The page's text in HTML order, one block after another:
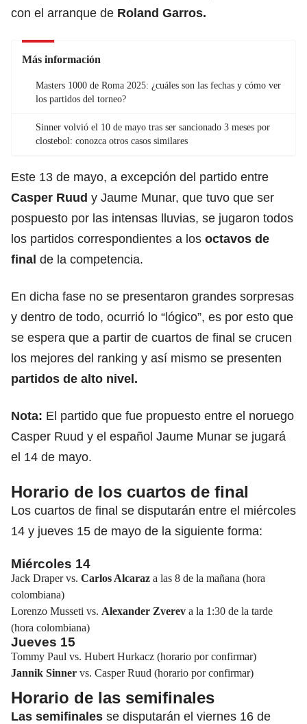
con el arranque de Roland Garros.
Más información
Masters 1000 de Roma 2025: ¿cuáles son las fechas y cómo ver
los partidos del torneo?
Sinner volvió el 10 de mayo tras ser sancionado 3 meses por
clostebol: conozca otros casos similares
Este 13 de mayo, a excepción del partido entre
Casper Ruud y Jaume Munar, que tuvo que ser
pospuesto por las intensas lluvias, se jugaron todos
los partidos correspondientes a los octavos de
final de la competencia.
En dicha fase no se presentaron grandes sorpresas
y dentro de todo, ocurrió lo “lógico”, es por esto que
se espera que a partir de cuartos de final se crucen
los mejores del ranking y así mismo se presenten
partidos de alto nivel.
Nota: El partido que fue propuesto entre el noruego
Casper Ruud y el español Jaume Munar se jugará
el 14 de mayo.
Horario de los cuartos de final
Los cuartos de final se disputarán entre el miércoles
14 y jueves 15 de mayo de la siguiente forma:
Miércoles 14
Jack Draper vs. Carlos Alcaraz a las 8 de la mañana (hora
colombiana)
Lorenzo Musseti vs. Alexander Zverev a la 1:30 de la tarde
(hora colombiana)
Jueves 15
Tommy Paul vs. Hubert Hurkacz (horario por confirmar)
Jannik Sinner vs. Casper Ruud (horario por confirmar)
Horario de las semifinales
Las semifinales se disputarán el viernes 16 de